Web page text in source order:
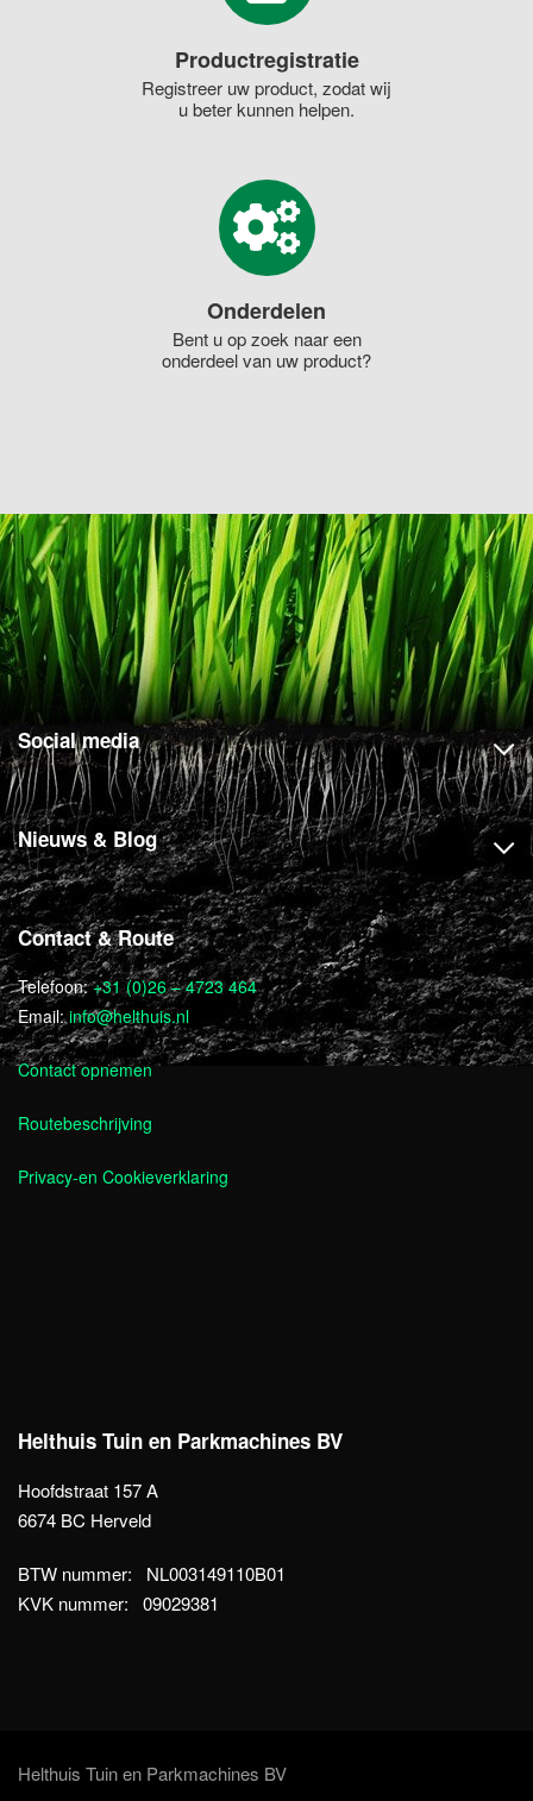
Productregistratie
Registreer uw product, zodat wij
u beter kunnen helpen.
Onderdelen
Bent u op zoek naar een
onderdeel van uw product?
Social media
Nieuws & Blog
Contact & Route
Telefoon:+31 (0)26 – 4723 464
Email:info@helthuis.nl
Contact opnemen
Routebeschrijving
Privacy-en Cookieverklaring
Helthuis Tuin en Parkmachines BV
Hoofdstraat 157 A
6674 BC Herveld
BTW nummer: NL003149110B01
KVK nummer: 09029381
Helthuis Tuin en Parkmachines BV